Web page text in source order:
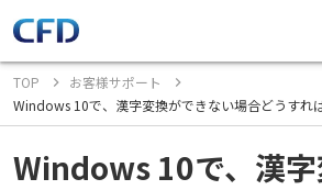
TOP
お客様サポート
Windows 10で、漢字変換ができない場合どうすれ
Windows 10で、漢字